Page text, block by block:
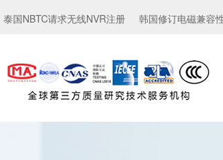
泰国NBTC请求无线NVR注册 韩国修订电磁兼容性